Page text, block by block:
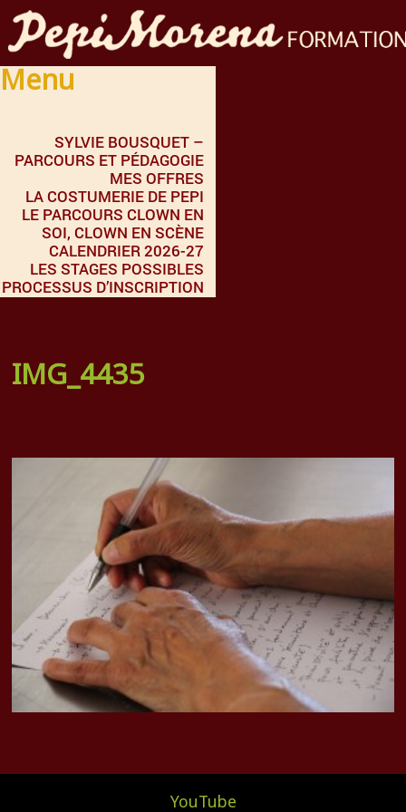
Menu
SYLVIE BOUSQUET –
PARCOURS ET PÉDAGOGIE
MES OFFRES
LA COSTUMERIE DE PEPI
LE PARCOURS CLOWN EN
SOI, CLOWN EN SCÈNE
CALENDRIER 2026-27
LES STAGES POSSIBLES
PROCESSUS D’INSCRIPTION
IMG_4435
YouTube